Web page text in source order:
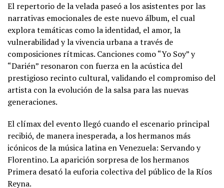
El repertorio de la velada paseó a los asistentes por las
narrativas emocionales de este nuevo álbum, el cual
explora temáticas como la identidad, el amor, la
vulnerabilidad y la vivencia urbana a través de
composiciones rítmicas. Canciones como “Yo Soy” y
“Darién” resonaron con fuerza en la acústica del
prestigioso recinto cultural, validando el compromiso del
artista con la evolución de la salsa para las nuevas
generaciones.
El clímax del evento llegó cuando el escenario principal
recibió, de manera inesperada, a los hermanos más
icónicos de la música latina en Venezuela: Servando y
Florentino. La aparición sorpresa de los hermanos
Primera desató la euforia colectiva del público de la Ríos
Reyna.